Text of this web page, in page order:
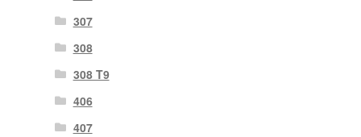
307
308
308 T9
406
407